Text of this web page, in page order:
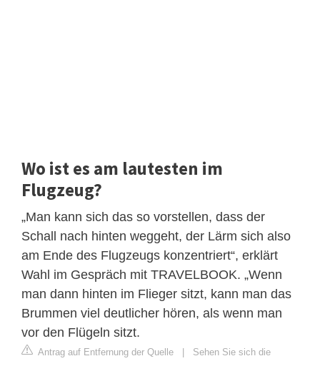
Wo ist es am lautesten im
Flugzeug?
„Man kann sich das so vorstellen, dass der
Schall nach hinten weggeht, der Lärm sich also
am Ende des Flugzeugs konzentriert“, erklärt
Wahl im Gespräch mit TRAVELBOOK. „Wenn
man dann hinten im Flieger sitzt, kann man das
Brummen viel deutlicher hören, als wenn man
vor den Flügeln sitzt.
Antrag auf Entfernung der Quelle | Sehen Sie sich die